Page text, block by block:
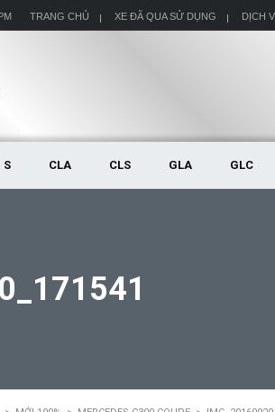
TRANG CHỦ XE ĐÃ QUA SỬ DỤNG DỊCH
S CLA CLS GLA GLC